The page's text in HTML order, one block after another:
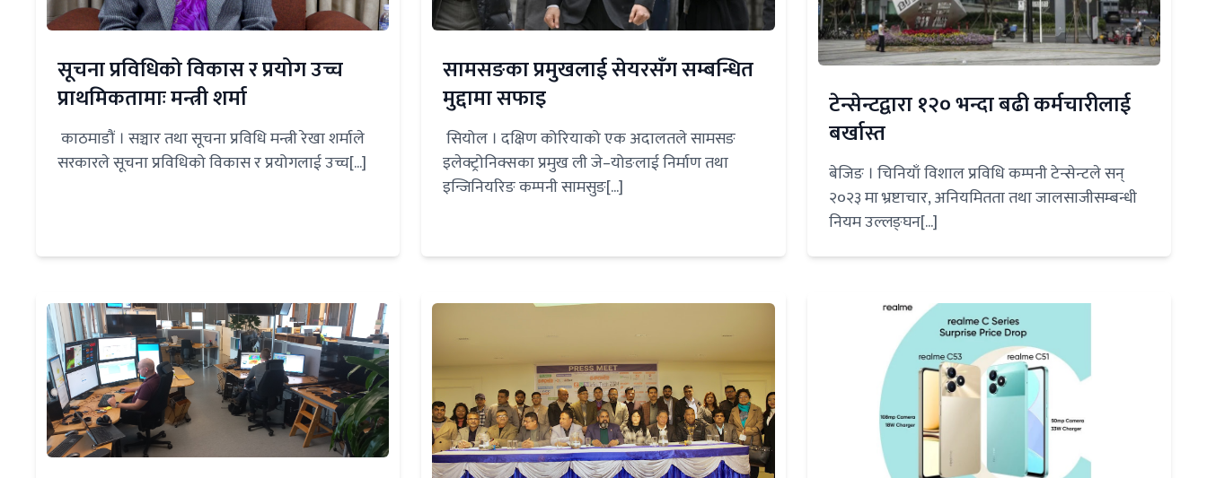
सूचना प्रविधिको विकास र प्रयोग उच्च
प्राथमिकतामाः मन्त्री शर्मा
काठमाडौं । सञ्चार तथा सूचना प्रविधि मन्त्री रेखा शर्माले
सरकारले सूचना प्रविधिको विकास र प्रयोगलाई उच्च[...]
सामसङका प्रमुखलाई सेयरसँग सम्बन्धित
मुद्दामा सफाइ
सियोल । दक्षिण कोरियाको एक अदालतले सामसङ
इलेक्ट्रोनिक्सका प्रमुख ली जे–योङलाई निर्माण तथा
इन्जिनियरिङ कम्पनी सामसुङ[...]
टेन्सेन्टद्वारा १२० भन्दा बढी कर्मचारीलाई
बर्खास्त
बेजिङ । चिनियाँ विशाल प्रविधि कम्पनी टेन्सेन्टले सन्
२०२३ मा भ्रष्टाचार, अनियमितता तथा जालसाजीसम्बन्धी
नियम उल्लङ्घन[...]